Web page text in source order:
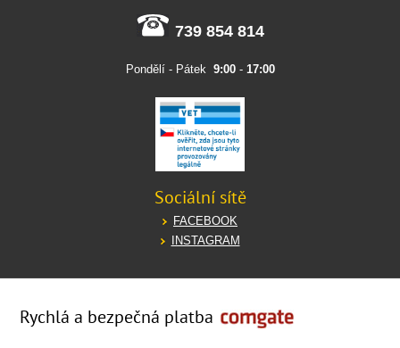
739 854 814
Pondělí - Pátek 9:00- 17:00
Sociální sítě
FACEBOOK
INSTAGRAM
Rychlá a bezpečná platba